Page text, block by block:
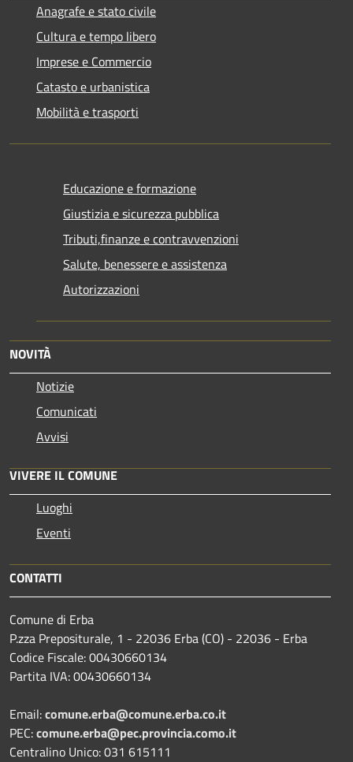
Anagrafe e stato civile
Cultura e tempo libero
Imprese e Commercio
Catasto e urbanistica
Mobilità e trasporti
Educazione e formazione
Giustizia e sicurezza pubblica
Tributi,finanze e contravvenzioni
Salute, benessere e assistenza
Autorizzazioni
NOVITÀ
Notizie
Comunicati
Avvisi
VIVERE IL COMUNE
Luoghi
Eventi
CONTATTI
Comune di Erba
P.zza Prepositurale, 1 - 22036 Erba (CO) - 22036 - Erba
Codice Fiscale: 00430660134
Partita IVA: 00430660134
Email:comune.erba@comune.erba.co.it
PEC:comune.erba@pec.provincia.como.it
Centralino Unico: 031 615111